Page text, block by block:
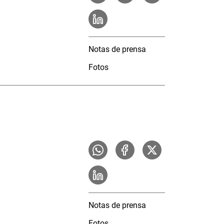
Notas de prensa
Fotos
Notas de prensa